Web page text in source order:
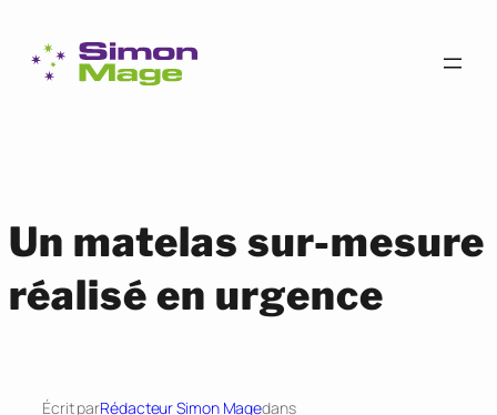
contenu
Un matelas sur-mesure
réalisé en urgence
Écrit parRédacteur Simon Magedans